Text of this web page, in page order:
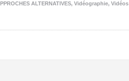
ALTERNATIVES, Vidéographie, Vidéos